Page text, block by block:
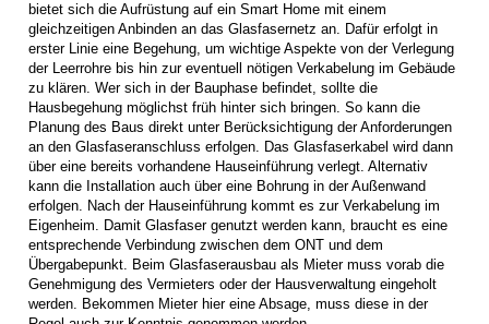
bietet sich die Aufrüstung auf ein Smart Home mit einem
gleichzeitigen Anbinden an das Glasfasernetz an. Dafür erfolgt in
erster Linie eine Begehung, um wichtige Aspekte von der Verlegung
der Leerrohre bis hin zur eventuell nötigen Verkabelung im Gebäude
zu klären. Wer sich in der Bauphase befindet, sollte die
Hausbegehung möglichst früh hinter sich bringen. So kann die
Planung des Baus direkt unter Berücksichtigung der Anforderungen
an den Glasfaseranschluss erfolgen. Das Glasfaserkabel wird dann
über eine bereits vorhandene Hauseinführung verlegt. Alternativ
kann die Installation auch über eine Bohrung in der Außenwand
erfolgen. Nach der Hauseinführung kommt es zur Verkabelung im
Eigenheim. Damit Glasfaser genutzt werden kann, braucht es eine
entsprechende Verbindung zwischen dem ONT und dem
Übergabepunkt. Beim Glasfaserausbau als Mieter muss vorab die
Genehmigung des Vermieters oder der Hausverwaltung eingeholt
werden. Bekommen Mieter hier eine Absage, muss diese in der